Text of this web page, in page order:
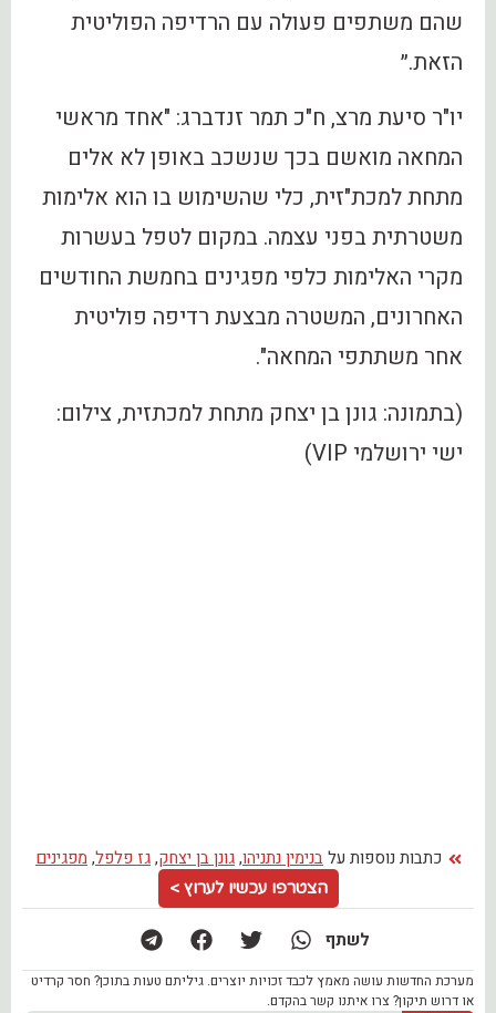
שהם משתפים פעולה עם הרדיפה הפוליטית
הזאת.״
יו"ר סיעת מרצ, ח"כ תמר זנדברג: "אחד מראשי
המחאה מואשם בכך שנשכב באופן לא אלים
מתחת למכת"זית, כלי שהשימוש בו הוא אלימות
משטרתית בפני עצמה. במקום לטפל בעשרות
מקרי האלימות כלפי מפגינים בחמשת החודשים
האחרונים, המשטרה מבצעת רדיפה פוליטית
אחר משתתפי המחאה".
(בתמונה: גונן בן יצחק מתחת למכתזית, צילום:
ישי ירושלמי VIP)
כתבות נוספות עלבנימין נתניהו,גונן בן יצחק,גז פלפל, מפגינים
הצטרפו עכשיו לערוץ >
לשתף
מערכת החדשות עושה מאמץ לכבד זכויות יוצרים. גיליתם טעות בתוכן? חסר קרדיט
או דרוש תיקון? צרו איתנו קשר בהקדם.